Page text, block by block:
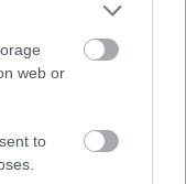
web or
to